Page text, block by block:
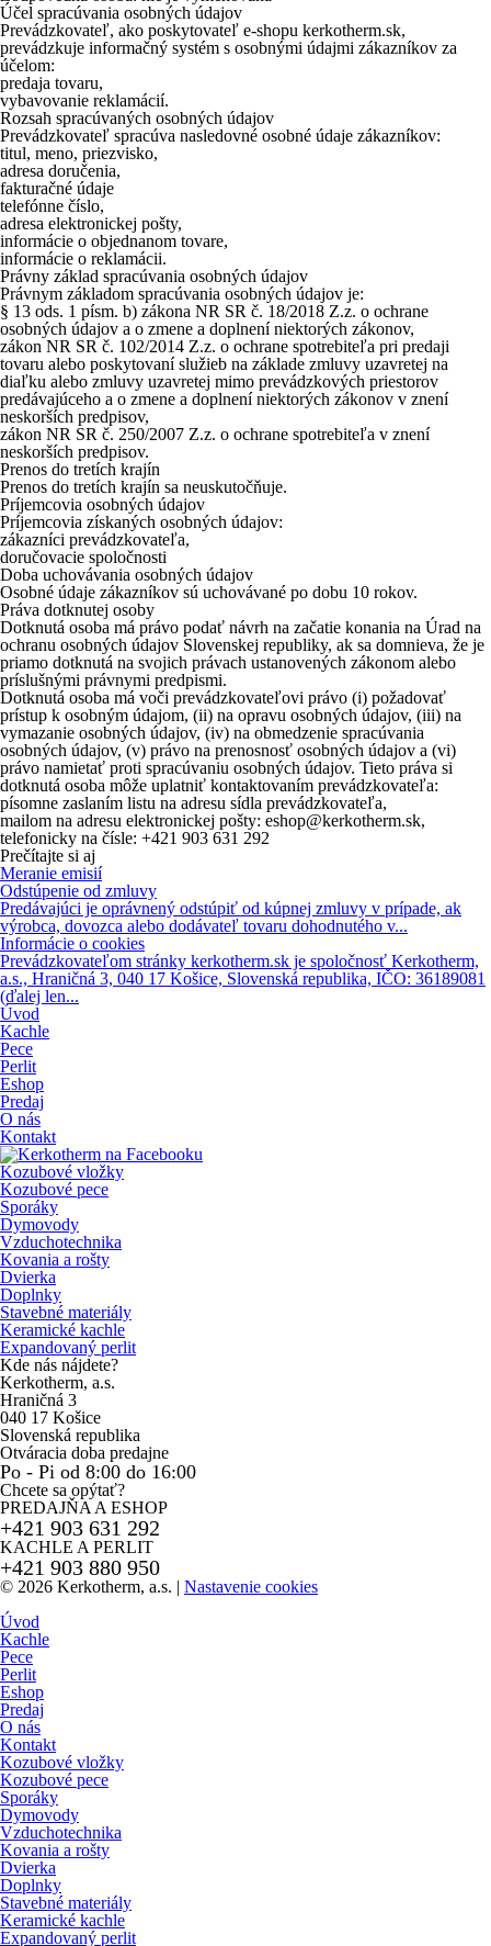
Účel spracúvania osobných údajov
Prevádzkovateľ, ako poskytovateľ e-shopu kerkotherm.sk,
prevádzkuje informačný systém s osobnými údajmi zákazníkov za
účelom:
predaja tovaru,
vybavovanie reklamácií.
Rozsah spracúvaných osobných údajov
Prevádzkovateľ spracúva nasledovné osobné údaje zákazníkov:
titul, meno, priezvisko,
adresa doručenia,
fakturačné údaje
telefónne číslo,
adresa elektronickej pošty,
informácie o objednanom tovare,
informácie o reklamácii.
Právny základ spracúvania osobných údajov
Právnym základom spracúvania osobných údajov je:
§ 13 ods. 1 písm. b) zákona NR SR č. 18/2018 Z.z. o ochrane
osobných údajov a o zmene a doplnení niektorých zákonov,
zákon NR SR č. 102/2014 Z.z. o ochrane spotrebiteľa pri predaji
tovaru alebo poskytovaní služieb na základe zmluvy uzavretej na
diaľku alebo zmluvy uzavretej mimo prevádzkových priestorov
predávajúceho a o zmene a doplnení niektorých zákonov v znení
neskorších predpisov,
zákon NR SR č. 250/2007 Z.z. o ochrane spotrebiteľa v znení
neskorších predpisov.
Prenos do tretích krajín
Prenos do tretích krajín sa neuskutočňuje.
Príjemcovia osobných údajov
Príjemcovia získaných osobných údajov:
zákazníci prevádzkovateľa,
doručovacie spoločnosti
Doba uchovávania osobných údajov
Osobné údaje zákazníkov sú uchovávané po dobu 10 rokov.
Práva dotknutej osoby
Dotknutá osoba má právo podať návrh na začatie konania na Úrad na
ochranu osobných údajov Slovenskej republiky, ak sa domnieva, že je
priamo dotknutá na svojich právach ustanovených zákonom alebo
príslušnými právnymi predpismi.
Dotknutá osoba má voči prevádzkovateľovi právo (i) požadovať
prístup k osobným údajom, (ii) na opravu osobných údajov, (iii) na
vymazanie osobných údajov, (iv) na obmedzenie spracúvania
osobných údajov, (v) právo na prenosnosť osobných údajov a (vi)
právo namietať proti spracúvaniu osobných údajov. Tieto práva si
dotknutá osoba môže uplatniť kontaktovaním prevádzkovateľa:
písomne zaslaním listu na adresu sídla prevádzkovateľa,
mailom na adresu elektronickej pošty: eshop@kerkotherm.sk,
telefonicky na čísle: +421 903 631 292
Prečítajte si aj
Meranie emisií
Odstúpenie od zmluvy
Predávajúci je oprávnený odstúpiť od kúpnej zmluvy v prípade, ak
výrobca, dovozca alebo dodávateľ tovaru dohodnutého v...
Informácie o cookies
Prevádzkovateľom stránky kerkotherm.sk je spoločnosť Kerkotherm,
a.s., Hraničná 3, 040 17 Košice, Slovenská republika, IČO: 36189081
(ďalej len...
Úvod
Kachle
Pece
Perlit
Eshop
Predaj
O nás
Kontakt
Kozubové vložky
Kozubové pece
Sporáky
Dymovody
Vzduchotechnika
Kovania a rošty
Dvierka
Doplnky
Stavebné materiály
Keramické kachle
Expandovaný perlit
Kde nás nájdete?
Kerkotherm, a.s.
Hraničná 3
040 17 Košice
Slovenská republika
Otváracia doba predajne
Po - Pi od 8:00 do 16:00
Chcete sa opýtať?
PREDAJŇA A ESHOP
+421 903 631 292
KACHLE A PERLIT
+421 903 880 950
© 2026 Kerkotherm, a.s. | Nastavenie cookies
Úvod
Kachle
Pece
Perlit
Eshop
Predaj
O nás
Kontakt
Kozubové vložky
Kozubové pece
Sporáky
Dymovody
Vzduchotechnika
Kovania a rošty
Dvierka
Doplnky
Stavebné materiály
Keramické kachle
Expandovaný perlit